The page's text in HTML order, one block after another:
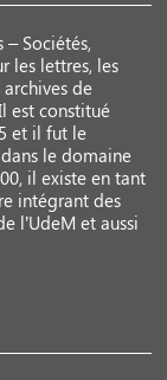
– Sociétés,
les lettres, les
de
est constitué
et il fut le
le domaine
il existe en tant
intégrant des
l’UdeM et aussi